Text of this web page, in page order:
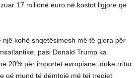
17 milionë euro në kostot ligjore që
një kohë shqetësimesh më të gjera për
pasi Donald Trump ka
20% për importet evropiane, duke rritur
që mund të dëmtojë më tej tregjet